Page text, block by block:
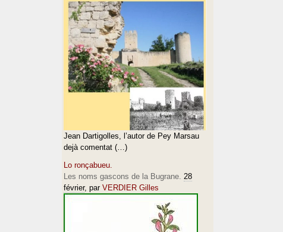
Jean Dartigolles, l’autor de Pey Marsau
dejà comentat (…)
Lo ronçabueu.
Les noms gascons de la Bugrane. 28
février, par VERDIER Gilles